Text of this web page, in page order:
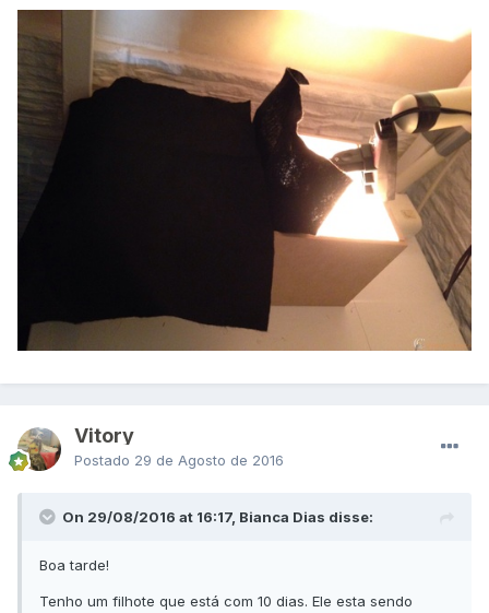
Vitory
Postado 29 de Agosto de 2016
On 29/08/2016 at 16:17, Bianca Dias disse:
Boa tarde!
Tenho um filhote que está com 10 dias. Ele esta sendo